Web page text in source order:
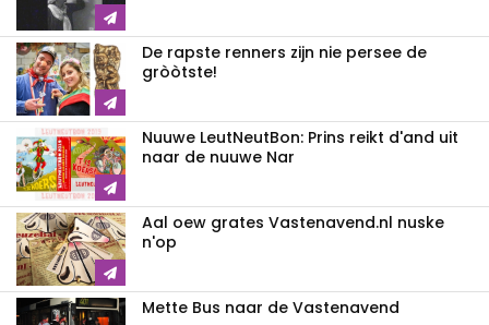
De rapste renners zijn nie persee de
gròòtste!
Nuuwe LeutNeutBon: Prins reikt d'and uit
naar de nuuwe Nar
Aal oew grates Vastenavend.nl nuske
n'op
Mette Bus naar de Vastenavend